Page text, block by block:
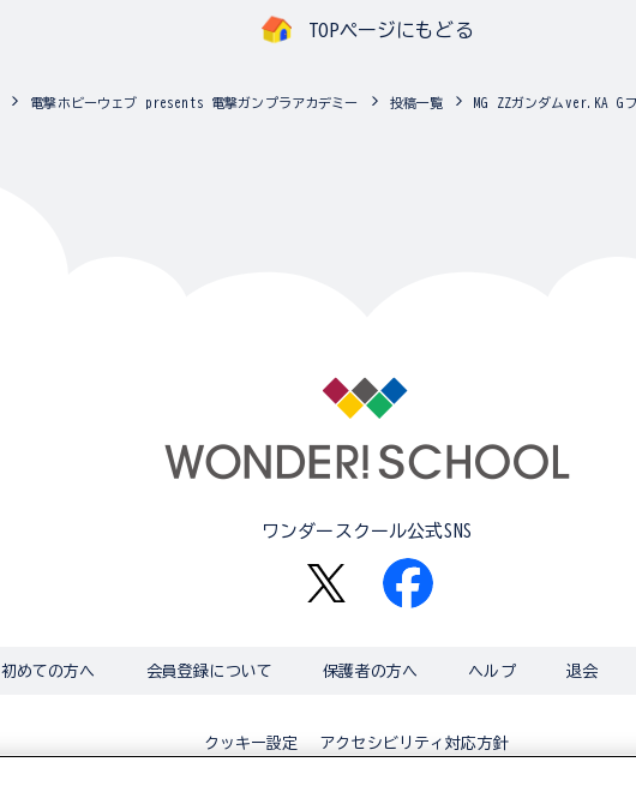
TOPページにもどる
電撃ホビーウェブ presents 電撃ガンプラアカデミー 投稿一覧 MG ZZガンダムver.KA G
ワンダースクール公式SNS
初めての方へ 会員登録について 保護者の方へ ヘルプ 退会
クッキー設定 アクセシビリティ対応方針